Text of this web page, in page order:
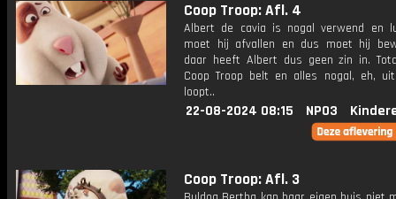
Coop Troop: Afl. 4
Albert de cavia is nogal verwend en
moet hij afvallen en dus moet hij
daar heeft Albert dus geen zin in.
Coop Troop belt en alles nogal, eh,
loopt..
22-08-2024 08:15 NPO3
Coop Troop: Afl. 3